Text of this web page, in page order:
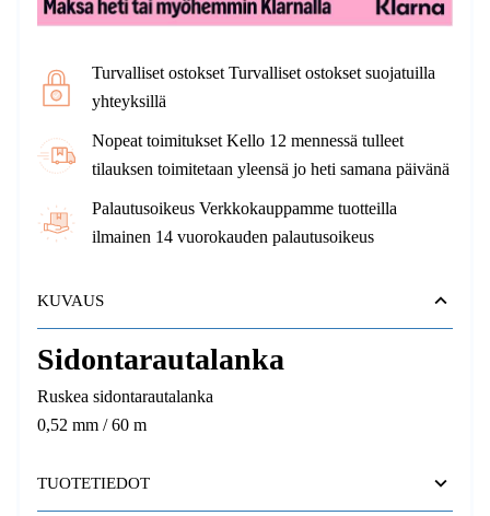
Turvalliset ostokset Turvalliset ostokset suojatuilla
yhteyksillä
Nopeat toimitukset Kello 12 mennessä tulleet
tilauksen toimitetaan yleensä jo heti samana päivänä
Palautusoikeus Verkkokauppamme tuotteilla
ilmainen 14 vuorokauden palautusoikeus
KUVAUS
Sidontarautalanka
Ruskea sidontarautalanka
0,52 mm / 60 m
TUOTETIEDOT